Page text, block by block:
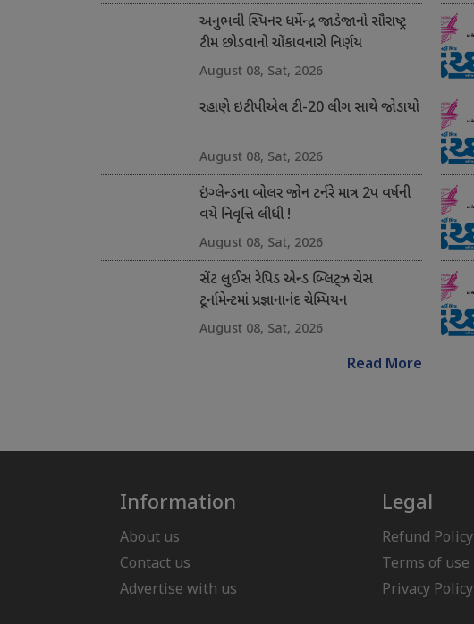
અનુભવી સ્પિનર ધર્મેન્દ્ર જાડેજાનો સૌરાષ્ટ્ર
ટીમ છોડવાનો ચોંકાવનારો નિર્ણય
August 08, Sat, 2026
રહાણે ઇટીપીએલ ટી-20 લીગ સાથે જોડાયો
August 08, Sat, 2026
ઇંગ્લેન્ડના બોલર જોન ટર્નરે માત્ર 2પ વર્ષની
વયે નિવૃત્તિ લીધી !
August 08, Sat, 2026
સેંટ લુઈસ રેપિડ એન્ડ બ્લિટ્ઝ ચેસ
ટૂર્નામેન્ટમાં પ્રજ્ઞાનાનંદ ચેમ્પિયન
August 08, Sat, 2026
Read More
Information
About us
Contact us
Advertise with us
Legal
Refund Policy
Terms of use
Privacy Policy